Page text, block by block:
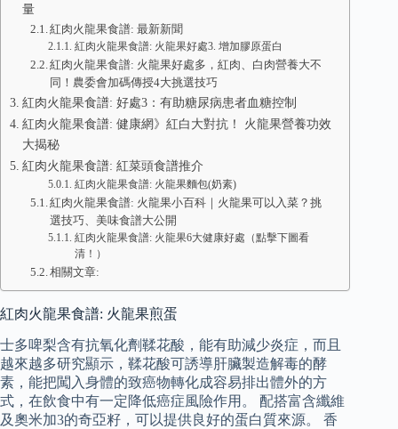
量
紅肉火龍果食譜: 最新新聞
紅肉火龍果食譜: 火龍果好處3. 增加膠原蛋白
紅肉火龍果食譜: 火龍果好處多，紅肉、白肉營養大不
同！農委會加碼傳授4大挑選技巧
紅肉火龍果食譜: 好處3：有助糖尿病患者血糖控制
紅肉火龍果食譜: 健康網》紅白大對抗！ 火龍果營養功效
大揭秘
紅肉火龍果食譜: 紅菜頭食譜推介
紅肉火龍果食譜: 火龍果麵包(奶素)
紅肉火龍果食譜: 火龍果小百科｜火龍果可以入菜？挑
選技巧、美味食譜大公開
紅肉火龍果食譜: 火龍果6大健康好處（點擊下圖看
清！）
相關文章:
紅肉火龍果食譜: 火龍果煎蛋
士多啤梨含有抗氧化劑鞣花酸，能有助減少炎症，而且
越來越多研究顯示，鞣花酸可誘導肝臟製造解毒的酵
素，能把闖入身體的致癌物轉化成容易排出體外的方
式，在飲食中有一定降低癌症風險作用。 配搭富含纖維
及奧米加3的奇亞籽，可以提供良好的蛋白質來源。 香